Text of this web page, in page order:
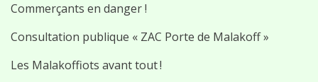
Commerçants en danger !
Consultation publique « ZAC Porte de Malakoff »
Les Malakoffiots avant tout !